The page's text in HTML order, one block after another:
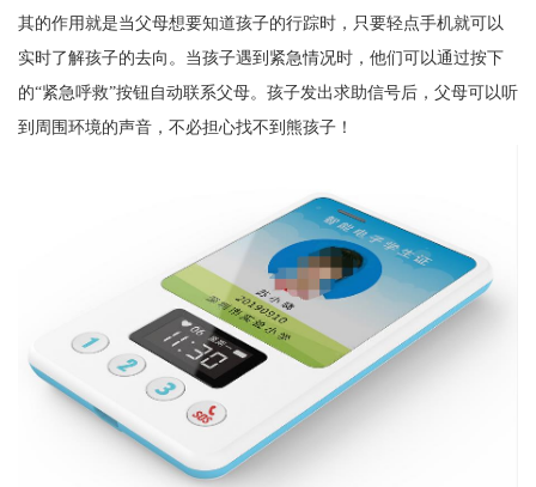
其的作用就是当父母想要知道孩子的行踪时，只要轻点手机就可以
实时了解孩子的去向。当孩子遇到紧急情况时，他们可以通过按下
的“紧急呼救”按钮自动联系父母。孩子发出求助信号后，父母可以听
到周围环境的声音，不必担心找不到熊孩子！